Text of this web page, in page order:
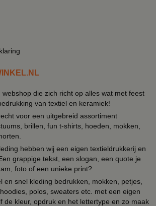
webshop die zich richt op alles wat met feest
van textiel en keramiek!
voor een uitgebreid assortiment
brillen, fun t-shirts, hoeden, mokken,
hebben wij een eigen textieldrukkerij en
grappige tekst, een slogan, een quote je
foto of een unieke print?
en snel kleding bedrukken, mokken, petjes,
polos, sweaters etc. met een eigen
de kleur, opdruk en het lettertype en zo maak